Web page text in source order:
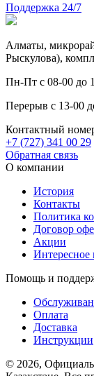
Поддержка 24/7
Алматы,
Рыскулова),
Пн-Пт с 08-00 до
Перерыв с 13-00
Контактный
+7 (727) 341 00 29
Обратная связь
О компании
История
Контакты
Политика
Договор
Акции
Интересное
Помощь и
Оплата
Доставка
Инструкции
© 2026,